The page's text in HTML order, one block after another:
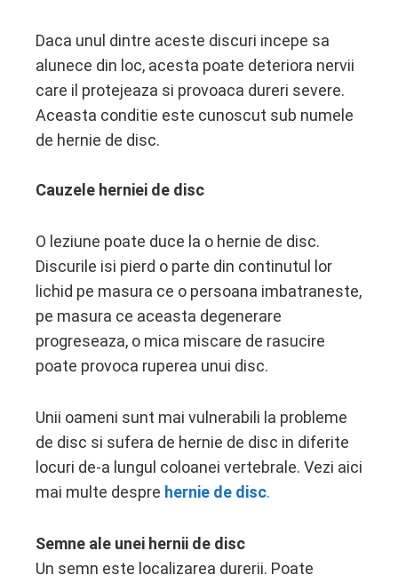
Daca unul dintre aceste discuri incepe sa
alunece din loc, acesta poate deteriora nervii
care il protejeaza si provoaca dureri severe.
Aceasta conditie este cunoscut sub numele
de hernie de disc.
Cauzele herniei de disc
O leziune poate duce la o hernie de disc.
Discurile isi pierd o parte din continutul lor
lichid pe masura ce o persoana imbatraneste,
pe masura ce aceasta degenerare
progreseaza, o mica miscare de rasucire
poate provoca ruperea unui disc.
Unii oameni sunt mai vulnerabili la probleme
de disc si sufera de hernie de disc in diferite
locuri de-a lungul coloanei vertebrale. Vezi aici
mai multe despre hernie de disc.
Semne ale unei hernii de disc
Un semn este localizarea durerii. Poate